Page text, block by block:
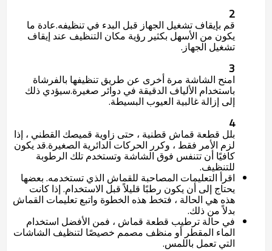
2
قم بإيقاف تشغيل الجهاز قبل البدء في تنظيفه.عادة ما
يكون من الأسهل بكثير رؤية مكان التنظيف عند إيقاف
تشغيل الجهاز.
3
امنح الشاشة مرة أخرى عن طريق تنظيفها بالفرشاة
باستخدام الألياف الدقيقة في دوائر صغيرة.سيؤدي ذلك
إلى إزالة غالبية العيوب البسيطة.
4
بلل قطعة قماش قطنية ، حتى زاوية قميصك القطني ، إذا
لزم الأمر فقط ، وكرر الحركات الدائرية الصغيرة.قد يكون
كافيًا أن تتنفس فوق الشاشة وتستخدم تلك الرطوبة
للتنظيف.
اقرأ التعليمات المصاحبة للقماش الذي تستخدمه. بعضها
يحتاج إلى أن يكون رطبًا قليلاً قبل الاستخدام. إذا كانت
هذه هي الحالة ، فتخط هذه الخطوة واتبع تعليمات القماش
بدلاً من ذلك.
في حالة ترطيب قطعة قماش ، فمن الأفضل استخدام
الماء المقطر أو منظف مصمم خصيصًا لتنظيف الشاشات
التي تعمل باللمس.